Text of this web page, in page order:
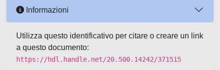
Informazioni
Utilizza questo identificativo per citare o creare un link
a questo documento:
https://hdl.handle.net/20.500.14242/371515